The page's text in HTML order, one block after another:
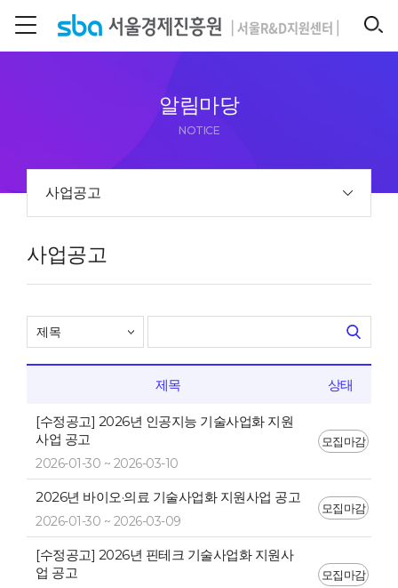
SEARCH
알림마당
NOTICE
사업공고
사업공고
제목 상태
[수정공고] 2026년 인공지능 기술사업화 지원
사업 공고
2026-01-30 ~ 2026-03-10
모집마감
2026년 바이오·의료 기술사업화 지원사업 공고
2026-01-30 ~ 2026-03-09
모집마감
[수정공고] 2026년 핀테크 기술사업화 지원사
업 공고
모집마감